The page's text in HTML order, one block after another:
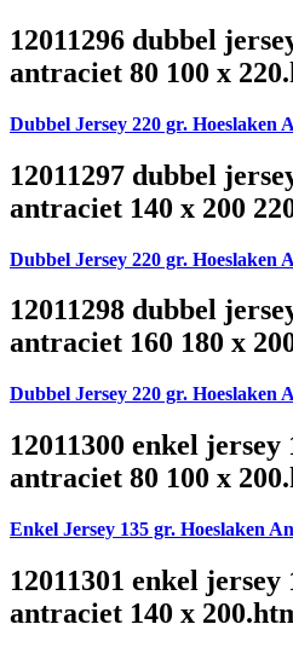
12011296 dubbel
antraciet 80 100 x
Dubbel Jersey 220 gr. Hoeslaken
12011297 dubbel
antraciet 140 x 200
Dubbel Jersey 220 gr. Hoeslaken
12011298 dubbel
antraciet 160 180 x
Dubbel Jersey 220 gr. Hoeslaken
12011300 enkel
antraciet 80 100 x
Enkel Jersey 135 gr. Hoeslaken
12011301 enkel jersey
antraciet 140 x